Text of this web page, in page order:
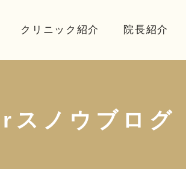
クリニック紹介 院長紹介
スノウブログ